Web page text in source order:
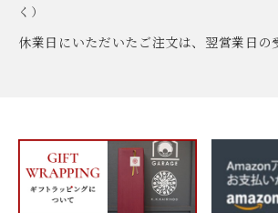
く）
休業日にいただいたご注文は、翌営業日の